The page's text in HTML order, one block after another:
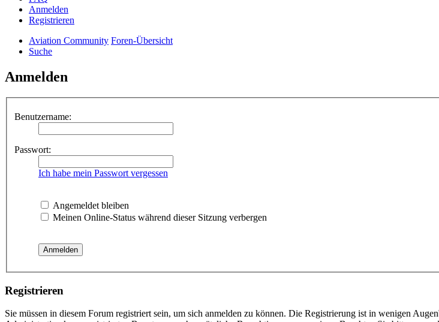
Anmelden
Registrieren
Aviation Community Foren-Übersicht
Suche
Anmelden
Benutzername:
Passwort:
Ich habe mein Passwort vergessen
Angemeldet bleiben
Meinen Online-Status während dieser Sitzung verbergen
Registrieren
Sie müssen in diesem Forum registriert sein, um sich anmelden zu können. Die Registrierung ist in wenigen